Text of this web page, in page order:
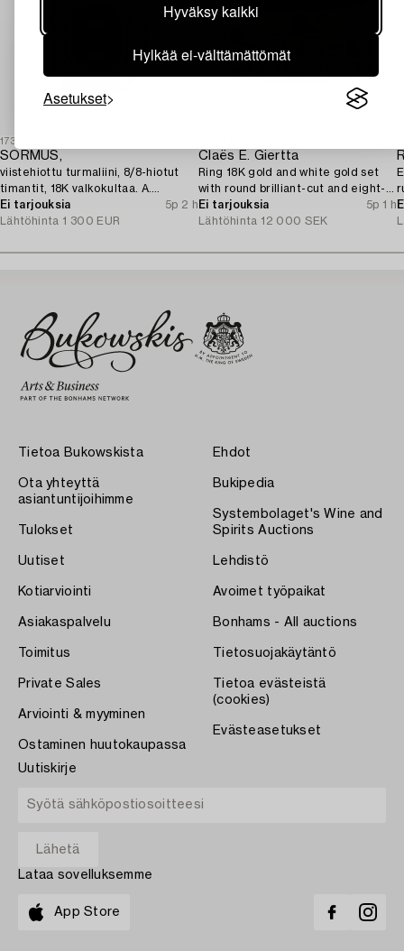
Hyväksy kaikki
Hylkää ei-välttämättömät
Asetukset
1731551
SORMUS,
viistehiottu turmaliini, 8/8-hiotut
timantit, 18K valkokultaa. A.
Tillander, Helsingfors 1975.
Ei tarjouksia
5p 2 h
Lähtöhinta 1 300 EUR
Claës E. Giertta
Ring 18K gold and white gold set
with round brilliant-cut and eight-
cut diamonds.
Ei tarjouksia
5p 1 h
Lähtöhinta 12 000 SEK
Tietoa Bukowskista
Ota yhteyttä
asiantuntijoihimme
Tulokset
Uutiset
Kotiarviointi
Asiakaspalvelu
Toimitus
Private Sales
Arviointi & myyminen
Ostaminen huutokaupassa
Ehdot
Bukipedia
Systembolaget's Wine and
Spirits Auctions
Lehdistö
Avoimet työpaikat
Bonhams - All auctions
Tietosuojakäytäntö
Tietoa evästeistä
(cookies)
Evästeasetukset
Uutiskirje
Lataa sovelluksemme
App Store